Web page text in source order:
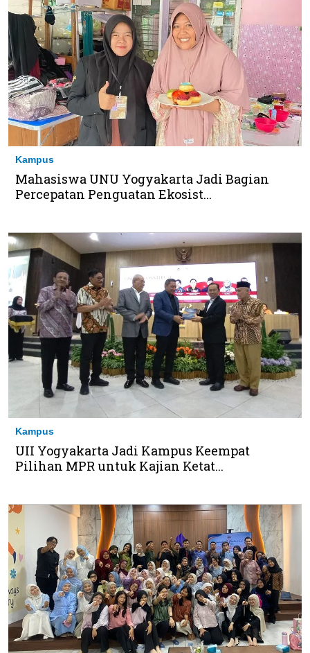
Kampus
Mahasiswa UNU Yogyakarta Jadi Bagian
Percepatan Penguatan Ekosist...
Kampus
UII Yogyakarta Jadi Kampus Keempat
Pilihan MPR untuk Kajian Ketat...